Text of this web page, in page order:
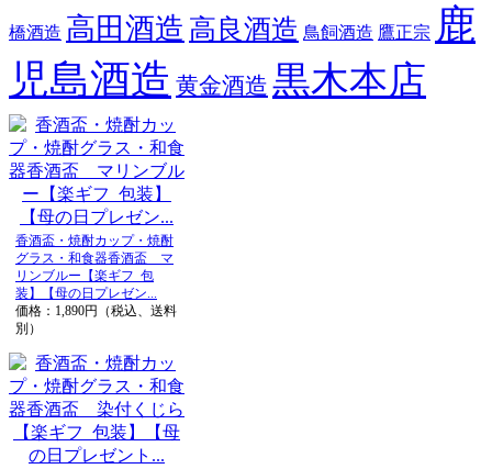
橋酒造 高田酒造 高良酒造 鳥飼酒造 鷹正宗 鹿
児島酒造 黄金酒造 黒木本店
香酒盃・焼酎カップ・焼酎
グラス・和食器香酒盃 マ
リンブルー【楽ギフ_包
装】【母の日プレゼン...
価格：1,890円（税込、送料
別）